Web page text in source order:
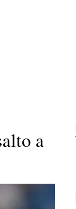
a